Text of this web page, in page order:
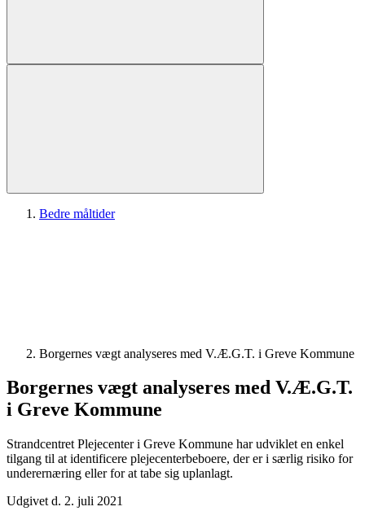
Bedre måltider
Borgernes vægt analyseres med V.Æ.G.T. i Greve Kommune
Borgernes vægt analyseres med V.Æ.G.T.
i Greve Kommune
Strandcentret Plejecenter i Greve Kommune har udviklet en enkel
tilgang til at identificere plejecenterbeboere, der er i særlig risiko for
underernæring eller for at tabe sig uplanlagt.
Udgivet d. 2. juli 2021